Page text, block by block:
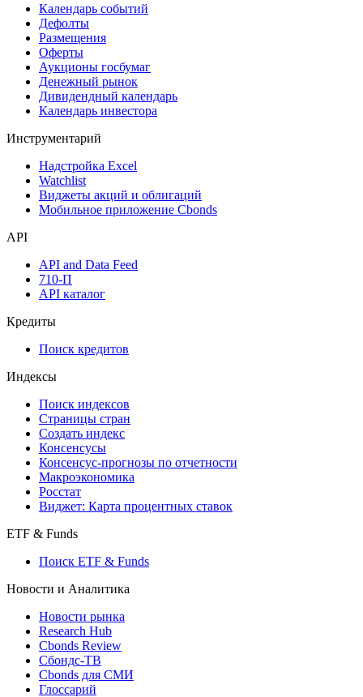
Календарь событий
Дефолты
Размещения
Оферты
Аукционы госбумаг
Денежный рынок
Дивидендный календарь
Календарь инвестора
Инструментарий
Надстройка Excel
Watchlist
Виджеты акций и облигаций
Мобильное приложение Cbonds
API
API and Data Feed
710-П
API каталог
Кредиты
Поиск кредитов
Индексы
Поиск индексов
Страницы стран
Создать индекс
Консенсусы
Консенсус-прогнозы по отчетности
Макроэкономика
Росстат
Виджет: Карта процентных ставок
ETF & Funds
Поиск ETF & Funds
Новости и Аналитика
Новости рынка
Research Hub
Cbonds Review
Сбондс-ТВ
Cbonds для СМИ
Глоссарий